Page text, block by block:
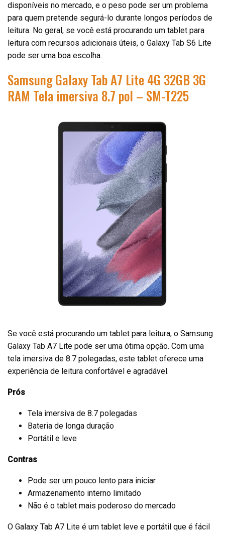
disponíveis no mercado, e o peso pode ser um problema
para quem pretende segurá-lo durante longos períodos de
leitura. No geral, se você está procurando um tablet para
leitura com recursos adicionais úteis, o Galaxy Tab S6 Lite
pode ser uma boa escolha.
Samsung Galaxy Tab A7 Lite 4G 32GB 3G
RAM Tela imersiva 8.7 pol – SM-T225
Se você está procurando um tablet para leitura, o Samsung
Galaxy Tab A7 Lite pode ser uma ótima opção. Com uma
tela imersiva de 8.7 polegadas, este tablet oferece uma
experiência de leitura confortável e agradável.
Prós
Tela imersiva de 8.7 polegadas
Bateria de longa duração
Portátil e leve
Contras
Pode ser um pouco lento para iniciar
Armazenamento interno limitado
Não é o tablet mais poderoso do mercado
O Galaxy Tab A7 Lite é um tablet leve e portátil que é fácil